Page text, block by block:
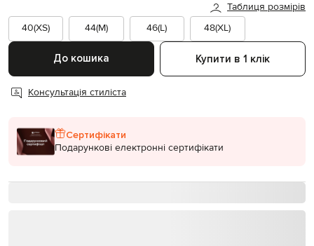
Таблиця розмірів
40(XS)
44(M) 46(L) 48(XL)
До кошика Купити в 1 клік
Консультація стиліста
Сертифікати
Подарункові електронні сертифікати